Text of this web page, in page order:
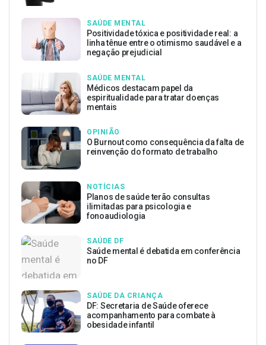
SAÚDE MENTAL
Positividade tóxica e positividade real: a
linha tênue entre o otimismo saudável e a
negação prejudicial
SAÚDE MENTAL
Médicos destacam papel da
espiritualidade para tratar doenças
mentais
OPINIÃO
O Burnout como consequência da falta de
reinvenção do formato de trabalho
NOTÍCIAS
Planos de saúde terão consultas
ilimitadas para psicologia e
fonoaudiologia
SAÚDE DF
Saúde mental é debatida em conferência
no DF
SAÚDE DA CRIANÇA
DF: Secretaria de Saúde oferece
acompanhamento para combate à
obesidade infantil